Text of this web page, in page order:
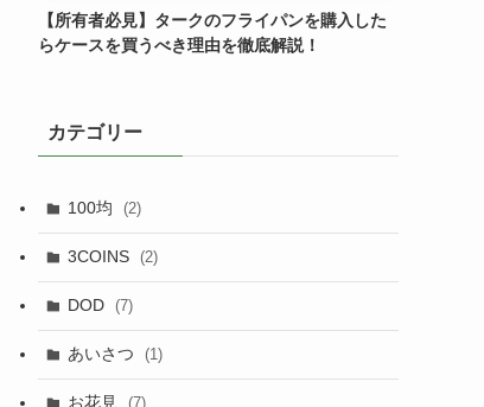
【所有者必見】タークのフライパンを購入した
らケースを買うべき理由を徹底解説！
カテゴリー
100均 (2)
3COINS (2)
DOD (7)
あいさつ (1)
お花見 (7)